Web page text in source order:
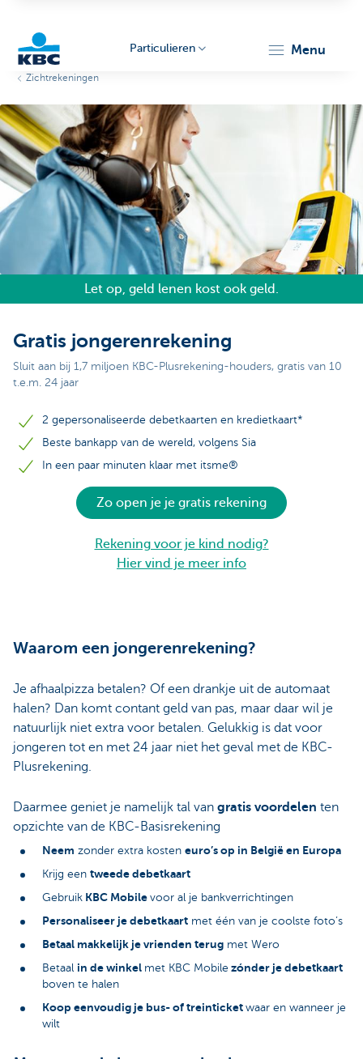
Particulieren menu
Zichtrekeningen
Let op, geld lenen kost ook geld.
Gratis jongerenrekening
Sluit aan bij 1,7 miljoen KBC-Plusrekening-houders, gratis van 10
t.e.m. 24 jaar
2 gepersonaliseerde debetkaarten en kredietkaart*
Beste bankapp van de wereld, volgens Sia
In een paar minuten klaar met itsme®
Zo open je je gratis rekening
Rekening voor je kind nodig?
Hier vind je meer info
Waarom een jongerenrekening?
Je afhaalpizza betalen? Of een drankje uit de automaat
halen? Dan komt contant geld van pas, maar daar wil je
natuurlijk niet extra voor betalen. Gelukkig is dat voor
jongeren tot en met 24 jaar niet het geval met de KBC-
Plusrekening.
Daarmee geniet je namelijk tal van gratis voordelen ten
opzichte van de KBC-Basisrekening
Neem zonder extra kosten euro’s op in België en Europa
Krijg een tweede debetkaart
Gebruik KBC Mobile voor al je bankverrichtingen
Personaliseer je debetkaart met één van je coolste foto’s
Betaal makkelijk je vrienden terug met Wero
Betaal in de winkel met KBC Mobile zónder je debetkaart
boven te halen
Koop eenvoudig je bus- of treinticket waar en wanneer je
wilt